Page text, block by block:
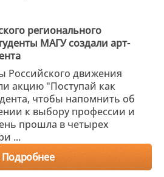
регионального
МАГУ создали арт-
Российского движения
акцию "Поступай как
чтобы напомнить об
к выбору профессии и
прошла в четырех
...
Подробнее